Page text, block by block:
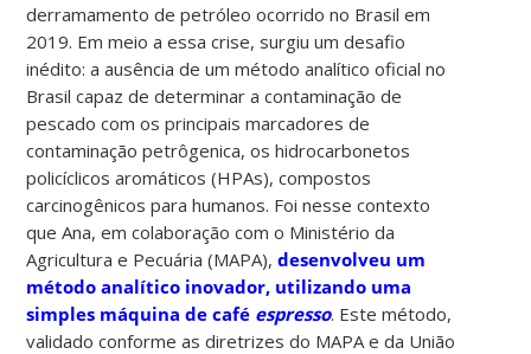
derramamento de petróleo ocorrido no Brasil em
2019. Em meio a essa crise, surgiu um desafio
inédito: a ausência de um método analítico oficial no
Brasil capaz de determinar a contaminação de
pescado com os principais marcadores de
contaminação petrôgenica, os hidrocarbonetos
policíclicos aromáticos (HPAs), compostos
carcinogênicos para humanos. Foi nesse contexto
que Ana, em colaboração com o Ministério da
Agricultura e Pecuária (MAPA),desenvolveu um
método analítico inovador, utilizando uma
simples máquina de café espresso. Este método,
validado conforme as diretrizes do MAPA e da União